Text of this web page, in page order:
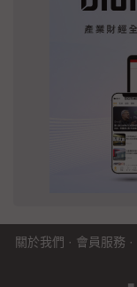
關於我們 · 會員服務 ·